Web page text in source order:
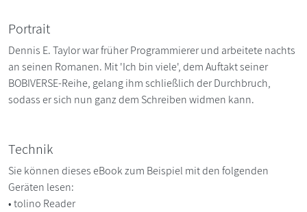
Portrait
Dennis E. Taylor war früher Programmierer und arbeitete nachts
an seinen Romanen. Mit 'Ich bin viele', dem Auftakt seiner
BOBIVERSE-Reihe, gelang ihm schließlich der Durchbruch,
sodass er sich nun ganz dem Schreiben widmen kann.
Technik
Sie können dieses eBook zum Beispiel mit den folgenden
Geräten lesen:
• tolino Reader